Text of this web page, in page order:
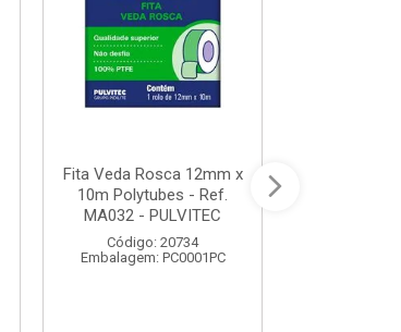
Fita Veda Rosca 12mm x
10m Polytubes - Ref.
MA032 - PULVITEC
Código: 20734
Embalagem: PC0001PC